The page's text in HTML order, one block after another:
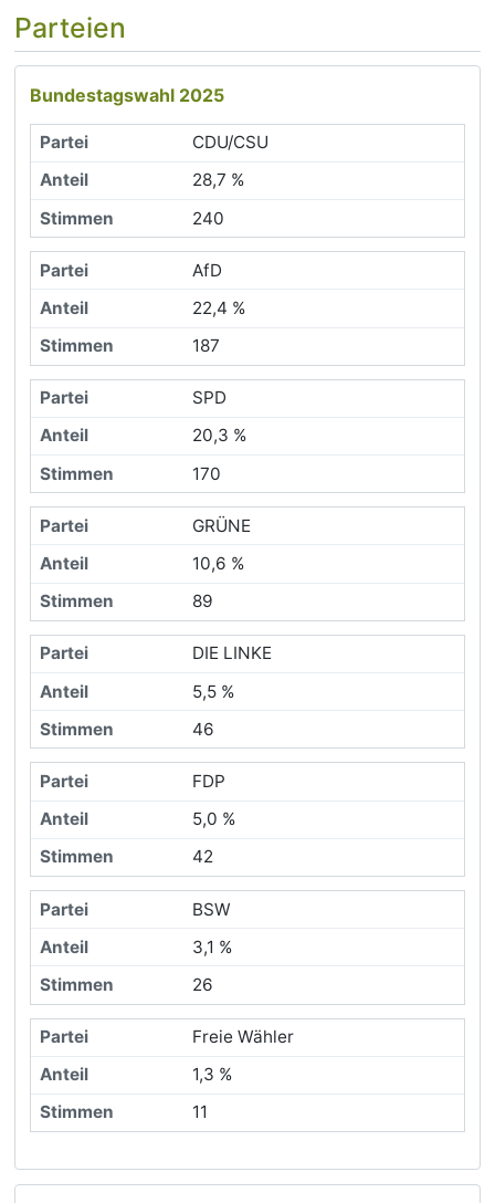
Parteien
Bundestagswahl 2025
CDU/CSU
28,7 %
240
AfD
22,4 %
187
SPD
20,3 %
170
GRÜNE
10,6 %
89
DIE LINKE
5,5 %
46
FDP
5,0 %
42
BSW
3,1 %
26
Freie Wähler
1,3 %
11